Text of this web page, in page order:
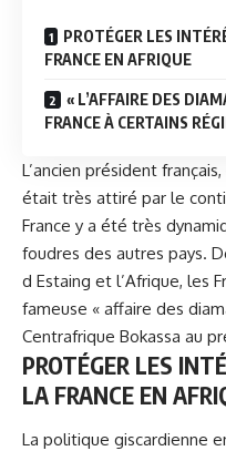
PROTÉGER LES
FRANCE EN AFRIQUE
« L’AFFAIRE DES
FRANCE À CERTAINS
L’ancien président
était très attiré par le
France y a été très
foudres des autres pays.
d Estaing et l’Afrique, les
fameuse « affaire des
Centrafrique Bokassa au
PROTÉGER LES
LA FRANCE EN
La politique giscardienne